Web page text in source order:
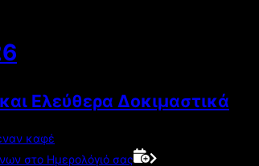
Ελεύθερα Δοκιμαστικά
καφέ
στο Ημερολόγιό σας